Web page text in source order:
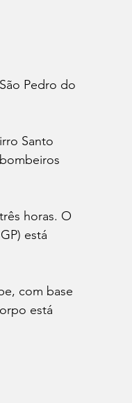
Pedro do
Santo
horas. O
está
com base
está